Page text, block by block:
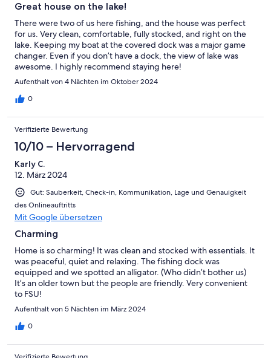
Great house on the lake!
There were two of us here fishing, and the house was perfect
for us. Very clean, comfortable, fully stocked, and right on the
lake. Keeping my boat at the covered dock was a major game
changer. Even if you don’t have a dock, the view of lake was
awesome. I highly recommend staying here!
Aufenthalt von 4 Nächten im Oktober 2024
0
Verifizierte Bewertung
10/10 – Hervorragend
Karly C.
12. März 2024
Gut: Sauberkeit, Check-in, Kommunikation, Lage und Genauigkeit
des Onlineauftritts
Mit Google übersetzen
Charming
Home is so charming! It was clean and stocked with essentials. It
was peaceful, quiet and relaxing. The fishing dock was
equipped and we spotted an alligator. (Who didn’t bother us)
It’s an older town but the people are friendly. Very convenient
to FSU!
Aufenthalt von 5 Nächten im März 2024
0